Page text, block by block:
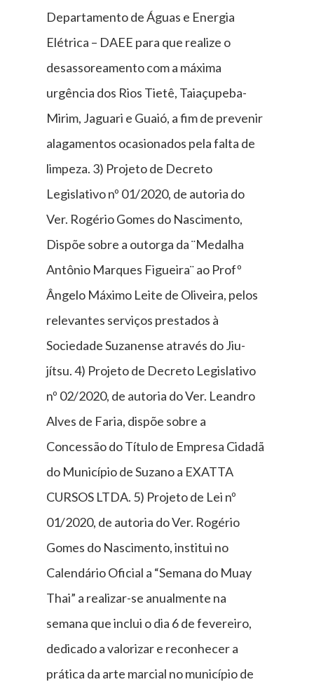
Departamento de Águas e Energia
Elétrica – DAEE para que realize o
desassoreamento com a máxima
urgência dos Rios Tietê, Taiaçupeba-
Mirim, Jaguari e Guaió, a fim de prevenir
alagamentos ocasionados pela falta de
limpeza. 3) Projeto de Decreto
Legislativo nº 01/2020, de autoria do
Ver. Rogério Gomes do Nascimento,
Dispõe sobre a outorga da ¨Medalha
Antônio Marques Figueira¨ ao Profº
Ângelo Máximo Leite de Oliveira, pelos
relevantes serviços prestados à
Sociedade Suzanense através do Jiu-
jítsu. 4) Projeto de Decreto Legislativo
nº 02/2020, de autoria do Ver. Leandro
Alves de Faria, dispõe sobre a
Concessão do Título de Empresa Cidadã
do Município de Suzano a EXATTA
CURSOS LTDA. 5) Projeto de Lei nº
01/2020, de autoria do Ver. Rogério
Gomes do Nascimento, institui no
Calendário Oficial a “Semana do Muay
Thai” a realizar-se anualmente na
semana que inclui o dia 6 de fevereiro,
dedicado a valorizar e reconhecer a
prática da arte marcial no município de